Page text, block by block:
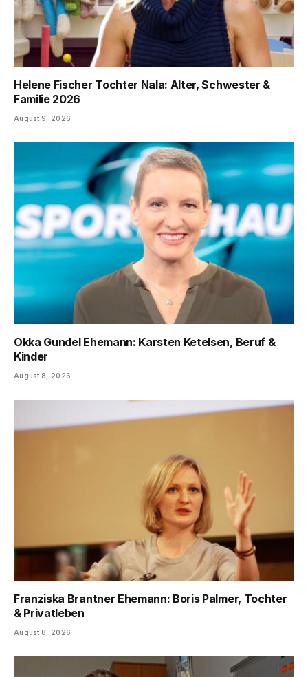
Helene Fischer Tochter Nala: Alter, Schwester &
Familie 2026
August 9, 2026
Okka Gundel Ehemann: Karsten Ketelsen, Beruf &
Kinder
August 8, 2026
Franziska Brantner Ehemann: Boris Palmer, Tochter
& Privatleben
August 8, 2026